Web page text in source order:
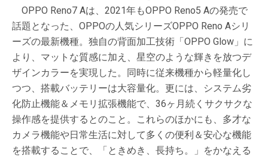
OPPO Reno7 Aは、2021年もOPPO Reno5 Aの発売で
話題となった、OPPOの人気シリーズOPPO Reno Aシリ
ーズの最新機種。独自の背面加工技術「OPPO Glow」に
より、マットな質感に加え、星空のような輝きを放つデ
ザインカラーを実現した。同時に従来機種から軽量化し
つつ、搭載バッテリーは大容量化。更には、システム劣
化防止機能＆メモリ拡張機能で、36ヶ月続くサクサクな
操作感を提供するとのこと。これらのほかにも、多才な
カメラ機能や日常生活に対して多くの便利＆安心な機能
を搭載することで、「ときめき、長持ち。」をかなえる